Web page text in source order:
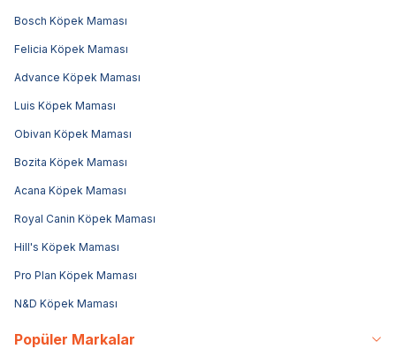
Bosch Köpek Maması
Felicia Köpek Maması
Advance Köpek Maması
Luis Köpek Maması
Obivan Köpek Maması
Bozita Köpek Maması
Acana Köpek Maması
Royal Canin Köpek Maması
Hill's Köpek Maması
Pro Plan Köpek Maması
N&D Köpek Maması
Popüler Markalar